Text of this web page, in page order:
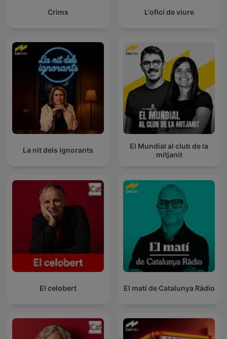
Crims L'ofici de viure
La nit dels ignorants
El Mundial al club de la
mitjanit
El celobert El matí de Catalunya Ràdio